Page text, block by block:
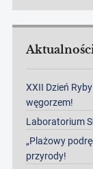
XXII Dzień
węgorzem!
Laboratorium
„Plażowy
przyrody!